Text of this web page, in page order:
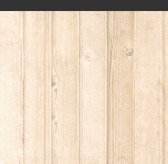
- запрещено, и будет преследоваться по